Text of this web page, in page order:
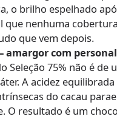
o brilho espelhado
que nenhuma
que vem depois.
amargor com
Seleção 75% não é
A acidez
do cacau
O resultado é um